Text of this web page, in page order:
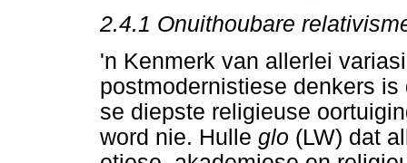
2.4.1 Onuithoubare
'n Kenmerk van allerlei
postmodernistiese denkers
se diepste religieuse
word nie. Hulle glo (LW) dat